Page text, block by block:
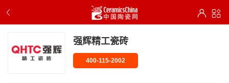
强辉精工瓷砖
400-115-2002